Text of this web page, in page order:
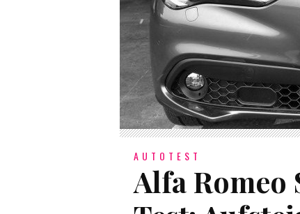
AUTOTEST
Alfa Romeo